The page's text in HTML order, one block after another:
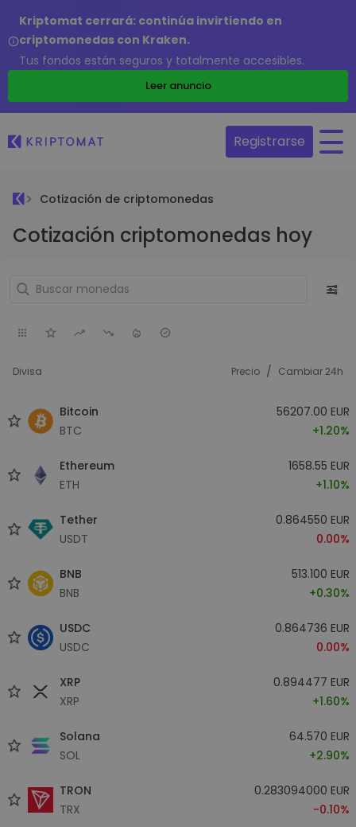
Kriptomat cerrará: continúa invirtiendo en
criptomonedas con Kraken.
Tus fondos están seguros y totalmente accesibles.
Leer anuncio
Registrarse
Cotización de criptomonedas
Cotización criptomonedas hoy
Divisa Precio / Cambiar 24h
Bitcoin
BTC
56207.00 EUR
+1.20%
Ethereum
ETH
1658.55 EUR
+1.10%
Tether
USDT
0.864550 EUR
0.00%
BNB
BNB
513.100 EUR
+0.30%
USDC
USDC
0.864736 EUR
0.00%
XRP
XRP
0.894477 EUR
+1.60%
Solana
SOL
64.570 EUR
+2.90%
TRON
TRX
0.283094000 EUR
-0.10%